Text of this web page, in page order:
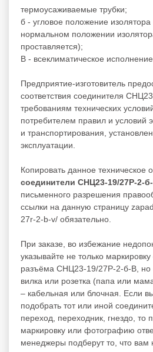
термоусаживаемые трубки;
б - угловое положение изолятора
нормальном положении
проставляется);
В - всеклиматическое исполнение.
Предприятие-изготовитель
соответствия соединителя
требованиям технических
потребителем правил и условий
и транспортирования,
эксплуатации.
Копировать данное техническое
соединители СНЦ23-19/27Р-2-
письменного разрешения
ссылки на данную страницу
27r-2-b-v/ обязательно.
При заказе, во избежание
указывайте не только
разъёма СНЦ23-19/27Р-2-б-В, но
вилка или розетка (папа или
– кабельная или блочная. Если
подобрать тот или иной
переход, переходник, гнездо, то
маркировку или фотографию
менеджеры подберут то, что вам